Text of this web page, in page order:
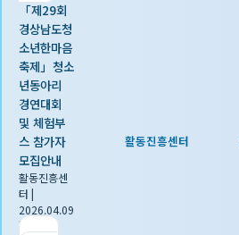
「제29회
경상남도청
소년한마음
축제」청소
년동아리
경연대회
및 체험부
스 참가자
모집안내
활동진흥센
터 |
2026.04.09
|
활동진흥센터